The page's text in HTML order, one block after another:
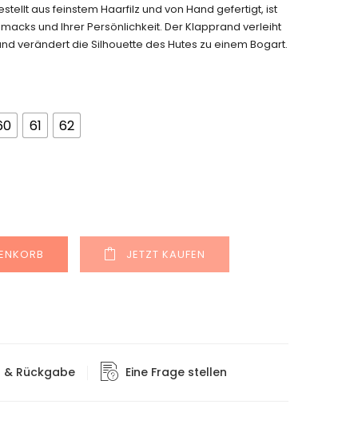
aus feinstem Haarfilz und von Hand gefertigt, ist
und Ihrer Persönlichkeit. Der Klapprand verleiht
verändert die Silhouette des Hutes zu einem Bogart.
61 62
JETZT KAUFEN
& Rückgabe Eine Frage stellen